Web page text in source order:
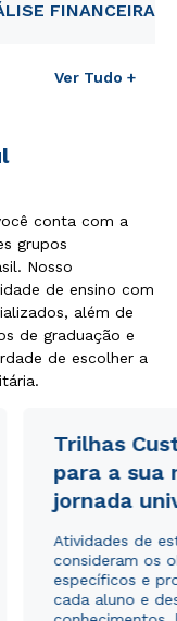
FINANCEIRA
Ver Tudo +
conta com a
grupos
Nosso
de ensino com
além de
de graduação e
de escolher a
Trilhas
para a sua
jornada
Atividades de
consideram os
específicos e
cada aluno e
para o